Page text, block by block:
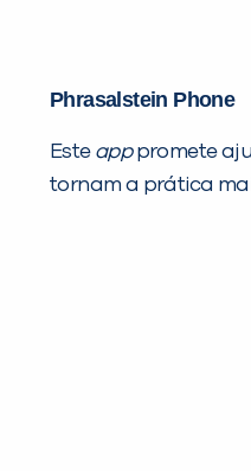
Phrasalstein Phone
Este apppromete
tornam a prática